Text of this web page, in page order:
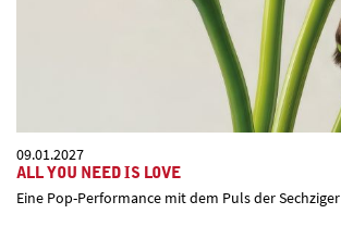
09.01.2027
ALL YOU NEED IS LOVE
Eine Pop-Performance mit dem Puls der Sechziger